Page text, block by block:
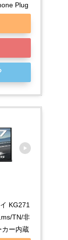
Plug
KG271
TN/非
ー内蔵